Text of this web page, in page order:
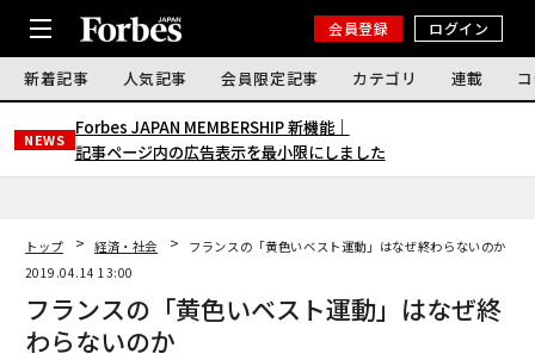
会員登録 ログイン
新着記事 人気記事 会員限定記事 カテゴリ 連載
NEWS
Forbes JAPAN MEMBERSHIP 新機能｜
記事ページ内の広告表示を最小限にしました
トップ 経済・社会
フランスの「黄色いベスト運動」はなぜ終わらないのか
2019.04.14 13:00
フランスの「黄色いベスト運動」はなぜ終
わらないのか